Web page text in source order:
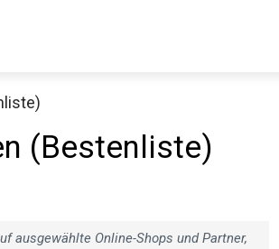
(Bestenliste)
ausgewählte Online-Shops und Partner,